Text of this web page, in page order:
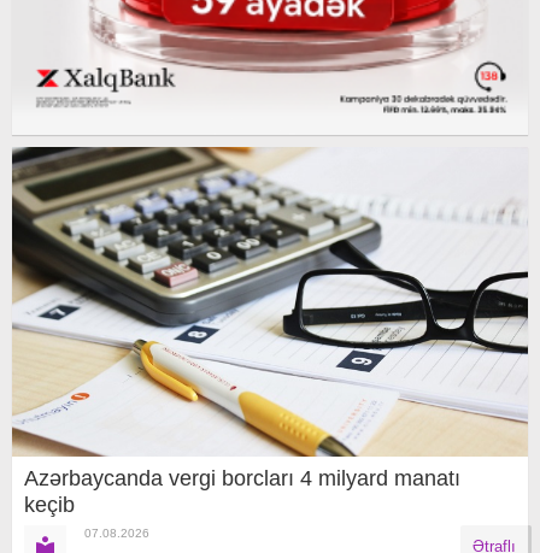
Azərbaycanda vergi borcları 4 milyard manatı
keçib
07.08.2026
Ətraflı